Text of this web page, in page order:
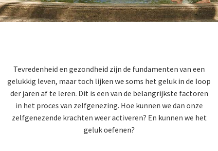
Tevredenheid en gezondheid zijn de fundamenten van een
gelukkig leven, maar toch lijken we soms het geluk in de loop
der jaren af te leren. Dit is een van de belangrijkste factoren
in het proces van zelfgenezing. Hoe kunnen we dan onze
zelfgenezende krachten weer activeren? En kunnen we het
geluk oefenen?